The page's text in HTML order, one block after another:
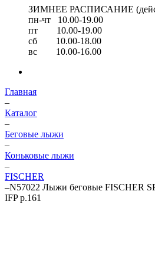
ЗИМНЕЕ РАСПИСАНИЕ
пн-чт 10.00-19.00
пт 10.00-19.00
сб 10.00-18.00
вс 10.00-16.00
Главная
–
Каталог
–
Беговые лыжи
–
Коньковые лыжи
–
FISCHER
–N57022 Лыжи беговые FISCHER
IFP р.161